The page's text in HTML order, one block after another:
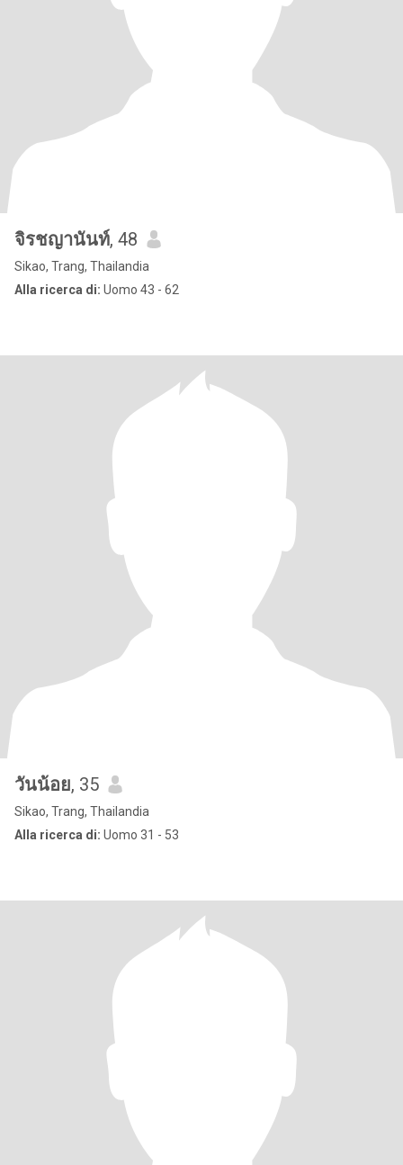
จิรชญานันท์, 48
Sikao, Trang, Thailandia
Alla ricerca di: Uomo 43 - 62
วันน้อย, 35
Sikao, Trang, Thailandia
Alla ricerca di: Uomo 31 - 53